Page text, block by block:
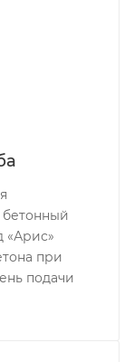
бетонный
«Арис»
при
подачи